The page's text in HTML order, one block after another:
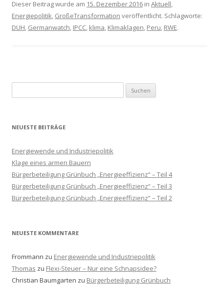
Dieser Beitrag wurde am 15. Dezember 2016 in Aktuell,
Energiepolitik, GroßeTransformation veröffentlicht. Schlagworte:
DUH, Germanwatch, IPCC, klima, Klimaklagen, Peru, RWE.
nach:
NEUESTE BEITRÄGE
Energiewende und Industriepolitik
Klage eines armen Bauern
Bürgerbeteiligung Grünbuch „Energieeffizienz“ – Teil 4
Bürgerbeteiligung Grünbuch „Energieeffizienz“ – Teil 3
Bürgerbeteiligung Grünbuch „Energieeffizienz“ – Teil 2
NEUESTE KOMMENTARE
Frommann zu Energiewende und Industriepolitik
Thomas zu Flexi-Steuer – Nur eine Schnapsidee?
Christian Baumgarten zu Bürgerbeteiligung Grünbuch